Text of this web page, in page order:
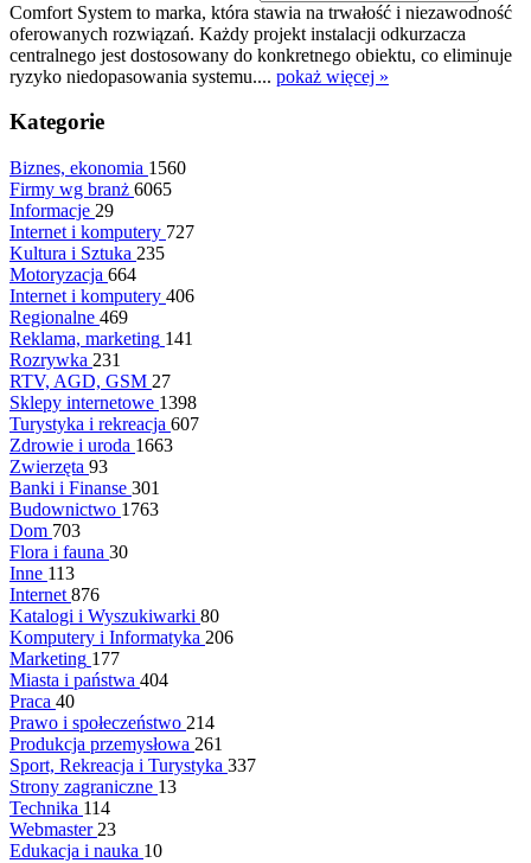
Comfort System to marka, która stawia na trwałość i niezawodność
oferowanych rozwiązań. Każdy projekt instalacji odkurzacza
centralnego jest dostosowany do konkretnego obiektu, co eliminuje
ryzyko niedopasowania systemu.... pokaż więcej »
Kategorie
Biznes, ekonomia 1560
Firmy wg branż 6065
Informacje 29
Internet i komputery 727
Kultura i Sztuka 235
Motoryzacja 664
Internet i komputery 406
Regionalne 469
Reklama, marketing 141
Rozrywka 231
RTV, AGD, GSM 27
Sklepy internetowe 1398
Turystyka i rekreacja 607
Zdrowie i uroda 1663
Zwierzęta 93
Banki i Finanse 301
Budownictwo 1763
Dom 703
Flora i fauna 30
Inne 113
Internet 876
Katalogi i Wyszukiwarki 80
Komputery i Informatyka 206
Marketing 177
Miasta i państwa 404
Praca 40
Prawo i społeczeństwo 214
Produkcja przemysłowa 261
Sport, Rekreacja i Turystyka 337
Strony zagraniczne 13
Technika 114
Webmaster 23
Edukacja i nauka 10